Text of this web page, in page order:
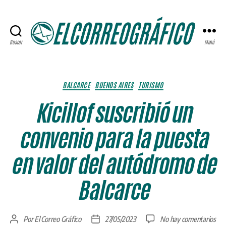
Buscar Menú
Categorías
BALCARCE BUENOS AIRES TURISMO
Kicillof suscribió un
convenio para la puesta
en valor del autódromo de
Balcarce
AutorPorEl Correo Gráfico
Fecha27/05/2023 No hay comentariosen